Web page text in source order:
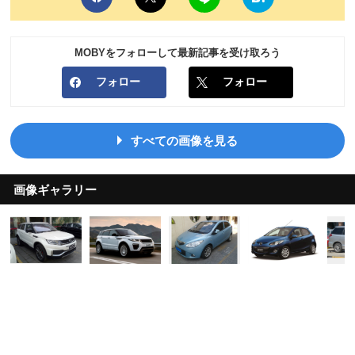
MOBYをフォローして最新記事を受け取ろう
フォロー フォロー
すべての画像を見る
画像ギャラリー